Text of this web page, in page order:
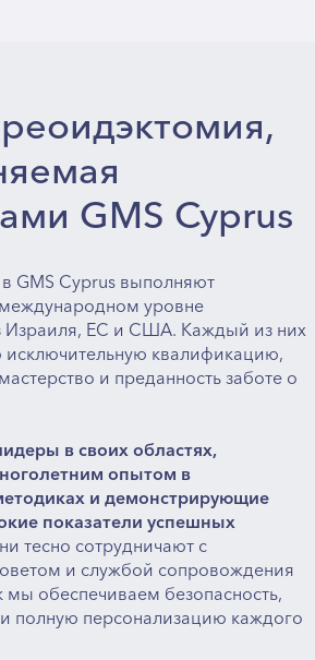
GMS Cyprus
GMS Cyprus выполняют
уровне
Израиля, ЕС и США. Каждый из них
квалификацию,
и преданность заботе о
в своих областях,
опытом в
и демонстрирующие
показатели успешных
тесно сотрудничают с
и службой сопровождения
мы обеспечиваем безопасность,
полную персонализацию каждого